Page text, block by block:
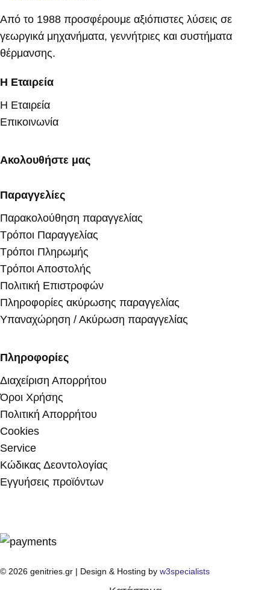
Από το 1988 προσφέρουμε αξιόπιστες λύσεις σε
γεωργικά μηχανήματα, γεννήτριες και συστήματα
θέρμανσης.
Η Εταιρεία
Η Εταιρεία
Επικοινωνία
Ακολουθήστε μας
Παραγγελίες
Παρακολούθηση παραγγελίας
Τρόποι Παραγγελίας
Τρόποι Πληρωμής
Τρόποι Αποστολής
Πολιτική Επιστροφών
Πληροφορίες ακύρωσης παραγγελίας
Υπαναχώρηση / Ακύρωση παραγγελίας
Πληροφορίες
Διαχείριση Απορρήτου
Όροι Χρήσης
Πολιτική Απορρήτου
Cookies
Service
Κώδικας Δεοντολογίας
Εγγυήσεις προϊόντων
© 2026 genitries.gr | Design & Hosting by w3specialists